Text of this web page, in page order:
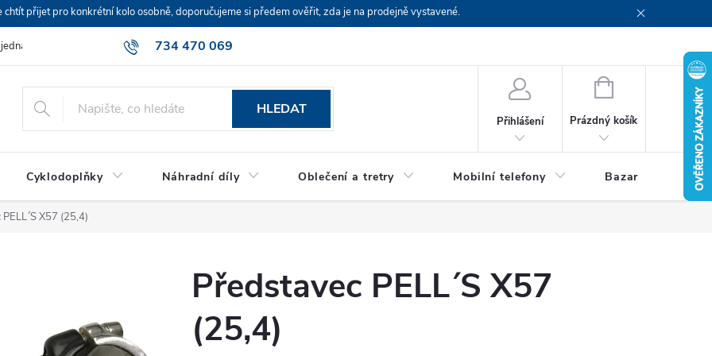
přijet pro konkrétní kolo osobně, doporučujeme si předem ověřit, zda je na prodejně vystavené.
734 470 069
HLEDAT
Přihlášení
NÁKUPNÍ
Prázdný košík
Cyklodoplňky Náhradní díly Oblečení a tretry Mobilní telefony Bazar Servis
X57 (25,4)
Představec PELL´S X57
(25,4)